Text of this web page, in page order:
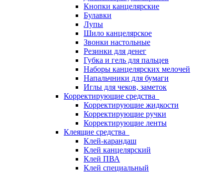
Кнопки канцелярские
Булавки
Лупы
Шило канцелярское
Звонки настольные
Резинки для денег
Губка и гель для пальцев
Наборы канцелярских мелочей
Напальчники для бумаги
Иглы для чеков, заметок
Корректирующие средства
Корректирующие жидкости
Корректирующие ручки
Корректирующие ленты
Клеящие средства
Клей-карандаш
Клей канцелярский
Клей ПВА
Клей специальный